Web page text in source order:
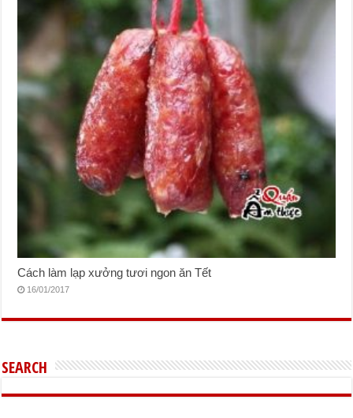
Cách làm lạp xưởng tươi ngon ăn Tết
16/01/2017
SEARCH